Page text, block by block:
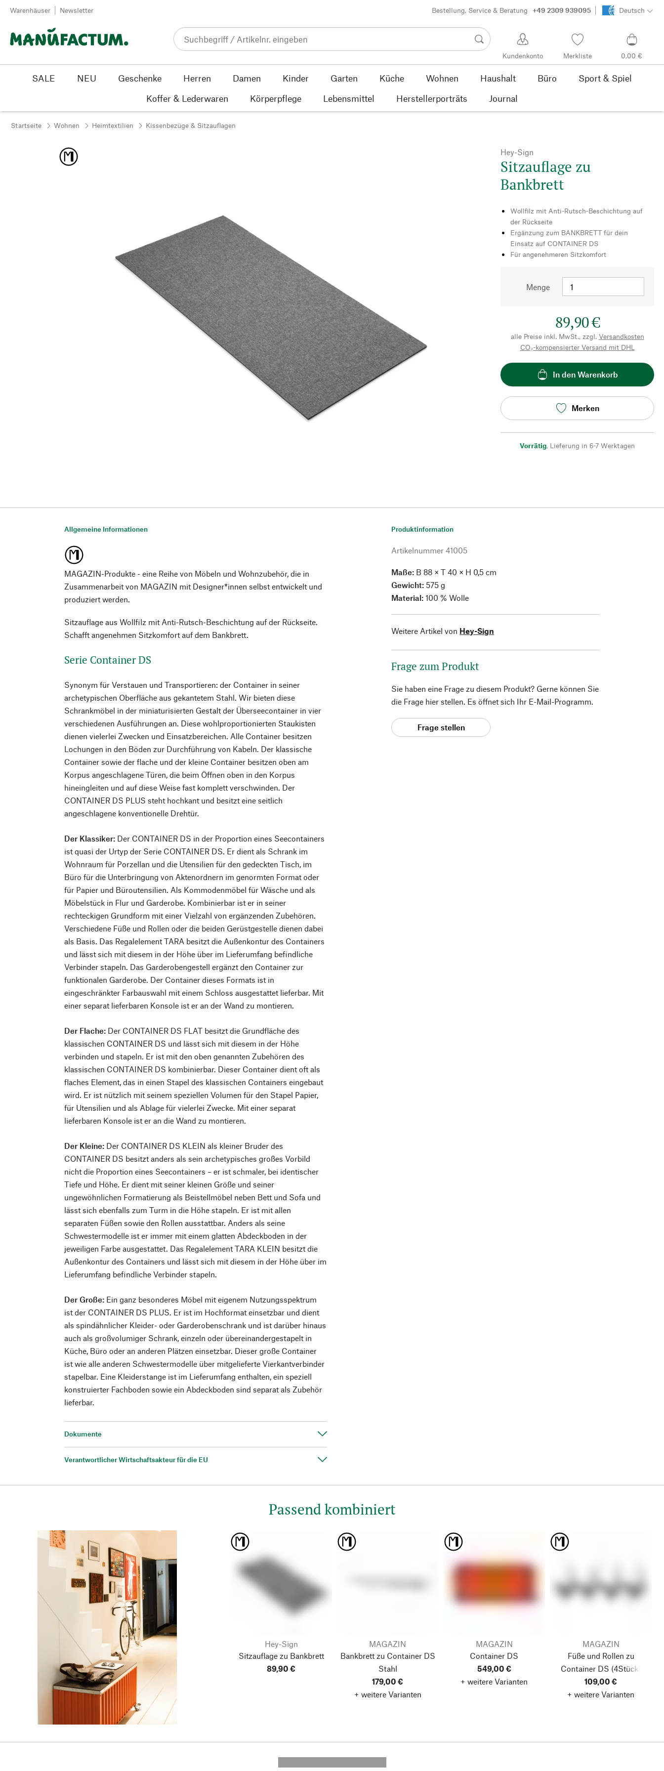
Zum Inhalt springen
Warenhäuser Newsletter Bestellung, Service & Beratung +49 2309 939095 Deutsch
Kundenkonto Merkliste 0,00 €
SALE NEU Geschenke Herren Damen Kinder Garten Küche Wohnen Haushalt Büro
Sport & Spiel
Koffer & Lederwaren
Körperpflege Lebensmittel Herstellerporträts Journal
Startseite Wohnen Heimtextilien Kissenbezüge & Sitzauflagen
Hey-Sign
Sitzauflage zu
Bankbrett
Wollfilz mit Anti-Rutsch-Beschichtung auf
der Rückseite
Ergänzung zum BANKBRETT für dein
Einsatz auf CONTAINER DS
Für angenehmeren Sitzkomfort
Menge
89,90 €
alle Preise inkl. MwSt., zzgl. Versandkosten
CO₂-kompensierter Versand mit DHL
In den Warenkorb
Merken
Vorrätig, Lieferung in 6-7 Werktagen
Allgemeine Informationen
MAGAZIN-Produkte - eine Reihe von Möbeln und Wohnzubehör, die in
Zusammenarbeit von MAGAZIN mit Designer*innen selbst entwickelt und
produziert werden.
Sitzauflage aus Wollfilz mit Anti-Rutsch-Beschichtung auf der Rückseite.
Schafft angenehmen Sitzkomfort auf dem Bankbrett.
Serie Container DS
Synonym für Verstauen und Transportieren: der Container in seiner
archetypischen Oberfläche aus gekantetem Stahl. Wir bieten diese
Schrankmöbel in der miniaturisierten Gestalt der Überseecontainer in vier
verschiedenen Ausführungen an. Diese wohlproportionierten Staukisten
dienen vielerlei Zwecken und Einsatzbereichen. Alle Container besitzen
Lochungen in den Böden zur Durchführung von Kabeln. Der klassische
Container sowie der flache und der kleine Container besitzen oben am
Korpus angeschlagene Türen, die beim Öffnen oben in den Korpus
hineingleiten und auf diese Weise fast komplett verschwinden. Der
CONTAINER DS PLUS steht hochkant und besitzt eine seitlich
angeschlagene konventionelle Drehtür.
Der Klassiker: Der CONTAINER DS in der Proportion eines Seecontainers
ist quasi der Urtyp der Serie CONTAINER DS. Er dient als Schrank im
Wohnraum für Porzellan und die Utensilien für den gedeckten Tisch, im
Büro für die Unterbringung von Aktenordnern im genormten Format oder
für Papier und Büroutensilien. Als Kommodenmöbel für Wäsche und als
Möbelstück in Flur und Garderobe. Kombinierbar ist er in seiner
rechteckigen Grundform mit einer Vielzahl von ergänzenden Zubehören.
Verschiedene Füße und Rollen oder die beiden Gerüstgestelle dienen dabei
als Basis. Das Regalelement TARA besitzt die Außenkontur des Containers
und lässt sich mit diesem in der Höhe über im Lieferumfang befindliche
Verbinder stapeln. Das Garderobengestell ergänzt den Container zur
funktionalen Garderobe. Der Container dieses Formats ist in
eingeschränkter Farbauswahl mit einem Schloss ausgestattet lieferbar. Mit
einer separat lieferbaren Konsole ist er an der Wand zu montieren.
Der Flache: Der CONTAINER DS FLAT besitzt die Grundfläche des
klassischen CONTAINER DS und lässt sich mit diesem in der Höhe
verbinden und stapeln. Er ist mit den oben genannten Zubehören des
klassischen CONTAINER DS kombinierbar. Dieser Container dient oft als
flaches Element, das in einen Stapel des klassischen Containers eingebaut
wird. Er ist nützlich mit seinem speziellen Volumen für den Stapel Papier,
für Utensilien und als Ablage für vielerlei Zwecke. Mit einer separat
lieferbaren Konsole ist er an die Wand zu montieren.
Der Kleine: Der CONTAINER DS KLEIN als kleiner Bruder des
CONTAINER DS besitzt anders als sein archetypisches großes Vorbild
nicht die Proportion eines Seecontainers – er ist schmaler, bei identischer
Tiefe und Höhe. Er dient mit seiner kleinen Größe und seiner
ungewöhnlichen Formatierung als Beistellmöbel neben Bett und Sofa und
lässt sich ebenfalls zum Turm in die Höhe stapeln. Er ist mit allen
separaten Füßen sowie den Rollen ausstattbar. Anders als seine
Schwestermodelle ist er immer mit einem glatten Abdeckboden in der
jeweiligen Farbe ausgestattet. Das Regalelement TARA KLEIN besitzt die
Außenkontur des Containers und lässt sich mit diesem in der Höhe über im
Lieferumfang befindliche Verbinder stapeln.
Der Große: Ein ganz besonderes Möbel mit eigenem Nutzungsspektrum
ist der CONTAINER DS PLUS. Er ist im Hochformat einsetzbar und dient
als spindähnlicher Kleider- oder Garderobenschrank und ist darüber hinaus
auch als großvolumiger Schrank, einzeln oder übereinandergestapelt in
Küche, Büro oder an anderen Plätzen einsetzbar. Dieser große Container
ist wie alle anderen Schwestermodelle über mitgelieferte Vierkantverbinder
stapelbar. Eine Kleiderstange ist im Lieferumfang enthalten, ein speziell
konstruierter Fachboden sowie ein Abdeckboden sind separat als Zubehör
lieferbar.
Dokumente
Verantwortlicher Wirtschaftsakteur für die EU
Produktinformation
Artikelnummer 41005
Maße: B 88 × T 40 × H 0,5 cm
Gewicht: 575 g
Material:100 % Wolle
Weitere Artikel von Hey-Sign
Frage zum Produkt
Sie haben eine Frage zu diesem Produkt? Gerne können Sie
die Frage hier stellen. Es öffnet sich Ihr E-Mail-Programm.
Frage stellen
Passend kombiniert
Hey-Sign
Sitzauflage zu Bankbrett
89,90 €
MAGAZIN
Bankbrett zu Container DS
Stahl
179,00 €
+ weitere Varianten
MAGAZIN
Container DS
549,00 €
+ weitere Varianten
MAGAZIN
Füße und Rollen zu
Container DS (4Stück)
109,00 €
+ weitere Varianten